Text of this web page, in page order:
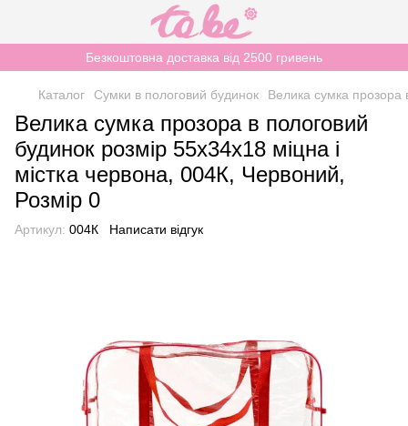
Безкоштовна доставка від 2500 гривень
Каталог Сумки в пологовий будинок Велика сумка прозора
Велика сумка прозора в пологовий
будинок розмір 55х34х18 міцна і
містка червона, 004К, Червоний,
Розмір 0
Артикул: 004К Написати відгук